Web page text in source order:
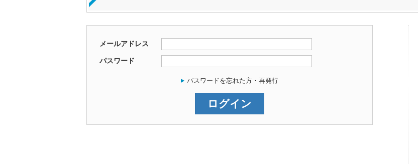
メールアドレス
パスワード
パスワードを忘れた方・再発行